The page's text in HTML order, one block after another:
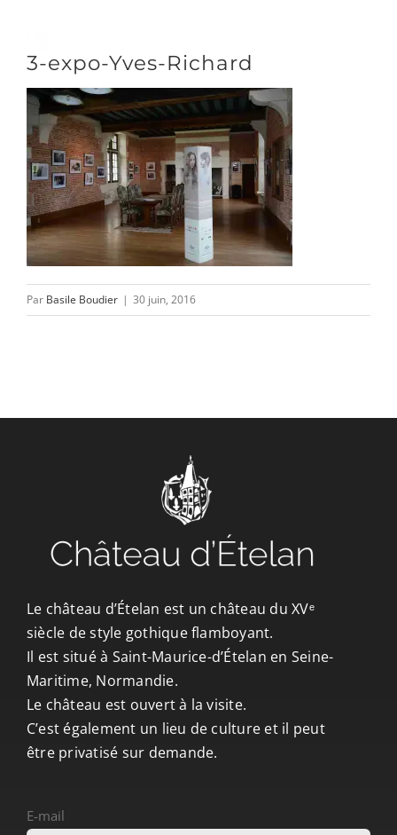
contenu
DÉCOUVRIR
VENIR
NOUS SUIVRE
3-expo-Yves-Richard
Par Basile Boudier | 30 juin, 2016
Le château d’Ételan est un château du XVᵉ
siècle de style gothique flamboyant.
Il est situé à Saint-Maurice-d’Ételan en Seine-
Maritime, Normandie.
Le château est ouvert à la visite.
C’est également un lieu de culture et il peut
être privatisé sur demande.
E-mail